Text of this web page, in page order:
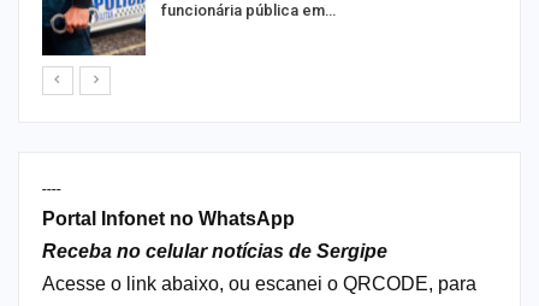
funcionária pública em…
----
Portal Infonet no WhatsApp
Receba no celular notícias de Sergipe
Acesse o link abaixo, ou escanei o QRCODE, para